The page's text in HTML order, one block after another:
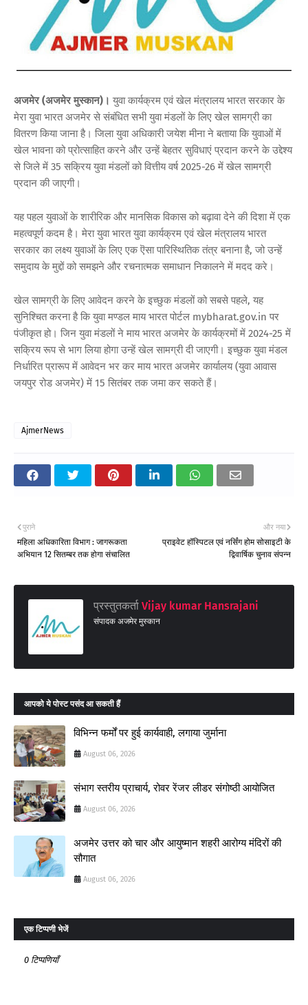
अजमेर (अजमेर मुस्कान)। युवा कार्यक्रम एवं खेल मंत्रालय भारत सरकार के
मेरा युवा भारत अजमेर से संबंधित सभी युवा मंडलों के लिए खेल सामग्री का
वितरण किया जाना है। जिला युवा अधिकारी जयेश मीना ने बताया कि युवाओं में
खेल भावना को प्रोत्साहित करने और उन्हें बेहतर सुविधाएं प्रदान करने के उद्देश्य
से जिले में 35 सक्रिय युवा मंडलों को वित्तीय वर्ष 2025-26 में खेल सामग्री
प्रदान की जाएगी।
यह पहल युवाओं के शारीरिक और मानसिक विकास को बढ़ावा देने की दिशा में एक
महत्वपूर्ण कदम है। मेरा युवा भारत युवा कार्यक्रम एवं खेल मंत्रालय भारत
सरकार का लक्ष्य युवाओं के लिए एक ऎसा पारिस्थितिक तंत्र बनाना है, जो उन्हें
समुदाय के मुद्दों को समझने और रचनात्मक समाधान निकालने में मदद करे।
खेल सामग्री के लिए आवेदन करने के इच्छुक मंडलों को सबसे पहले, यह
सुनिश्चित करना है कि युवा मण्डल माय भारत पोर्टल mybharat.gov.in पर
पंजीकृत हो। जिन युवा मंडलों ने माय भारत अजमेर के कार्यक्रमों में 2024-25 में
सक्रिय रूप से भाग लिया होगा उन्हें खेल सामग्री दी जाएगी। इच्छुक युवा मंडल
निर्धारित प्रारूप में आवेदन भर कर माय भारत अजमेर कार्यालय (युवा आवास
जयपुर रोड अजमेर) में 15 सितंबर तक जमा कर सकते हैं।
AjmerNews
और नया
प्राइवेट हॉस्पिटल एवं नर्सिंग होम सोसाइटी के
द्विवार्षिक चुनाव संपन्न
पुराने
महिला अधिकारिता विभाग : जागरूकता
अभियान 12 सितम्बर तक होगा संचालित
प्रस्तुतकर्ता Vijay kumar Hansrajani
संपादक अजमेर मुस्कान
आपको ये पोस्ट पसंद आ सकती हैं
विभिन्न फर्मों पर हुई कार्यवाही, लगाया जुर्माना
August 06, 2026
संभाग स्तरीय प्राचार्य, रोवर रेंजर लीडर संगोष्ठी आयोजित
August 06, 2026
अजमेर उत्तर को चार और आयुष्मान शहरी आरोग्य मंदिरों की
सौगात
August 06, 2026
एक टिप्पणी भेजें
0 टिप्पणियाँ